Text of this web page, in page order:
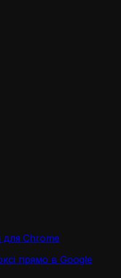
Chrome
прямо в Google